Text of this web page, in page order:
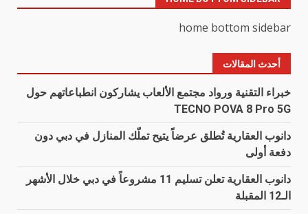
home bottom sidebar
أحدث المقالات
خبراء التقنية ورواد مجتمع الألعاب يشاركون انطباعاتهم حول
TECNO POVA 8 Pro 5G
دانوب العقارية تُطلق عرضاً يتيح تملّك المنازل في دبي دون
دفعة أولى
دانوب العقارية تعلن تسليم 11 مشروعاً في دبي خلال الأشهر
الـ12 المقبلة